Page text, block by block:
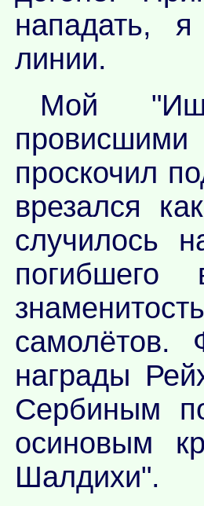
нападать,
линии.
Мой
проскочил
врезался
случилось
погибшего
самолётов.
награды
Сербиным
осиновым
Шалдихи".